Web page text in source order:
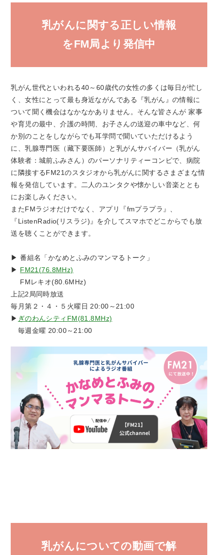
乳がんに関する正しい情報
をFM局より発信中
乳がん世代といわれる40～60歳代の女性の多くは毎日が忙し
く、女性にとって最も身近ながんである『乳がん』の情報に
ついて聞く機会はなかなかありません。そんな皆さんが 家事
や育児の最中、介護の時間、お子さんの送迎の車中など、何
か別のことをしながらでも耳学問で聞いていただけるよう
に、乳腺専門医（藏下要医師）と乳がんサバイバー（乳がん
体験者：城前ふみさん）のパーソナリティーコンビで、病院
に隣接するFM21のスタジオから乳がんに関するさまざまな情
報を発信しています。二人のユンタクや懐かしい音楽ととも
にお楽しみください。
またFMラジオだけでなく、アプリ『fmプラプラ』、
『ListenRadio(リスラジ)』を介してスマホでどこからでも放
送を聴くことができます。
▶ 番組名「かなめとふみのマンマるトーク」
▶ FM21(76.8MHz)
FMレキオ(80.6MHz)
上記2局同時放送
毎月第２・４・５火曜日 20:00～21:00
▶ ぎのわんシティFM(81.8MHz)
毎週金曜 20:00～21:00
乳がんについての動画で解